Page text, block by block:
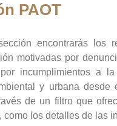
PAOT
encontrarás los
motivadas por
incumplimientos a la
y urbana
de un filtro que
como los detalles de las